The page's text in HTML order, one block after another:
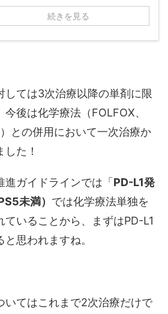
続きを見る
しては3次治療以降の単剤に限
後は化学療法（FOLFOX、
との併用において一次治療か
た！
ガイドラインでは「 PD-L1発
未満） では化学療法単独を
ていることから、まずはPD-L1
思われますね。
いてはこれまで2次治療だけで